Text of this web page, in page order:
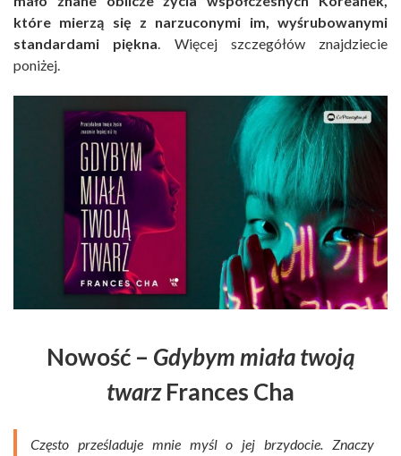
które mierzą się z narzuconymi im, wyśrubowanymi
standardami piękna. Więcej szczegółów znajdziecie
poniżej.
Nowość – Gdybym miała twoją
twarzFrances Cha
Często prześladuje mnie myśl o jej brzydocie. Znaczy